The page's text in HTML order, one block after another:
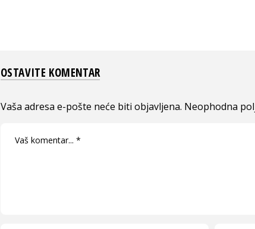
OSTAVITE KOMENTAR
Vaša adresa e-pošte neće biti objavljena. Neophodna